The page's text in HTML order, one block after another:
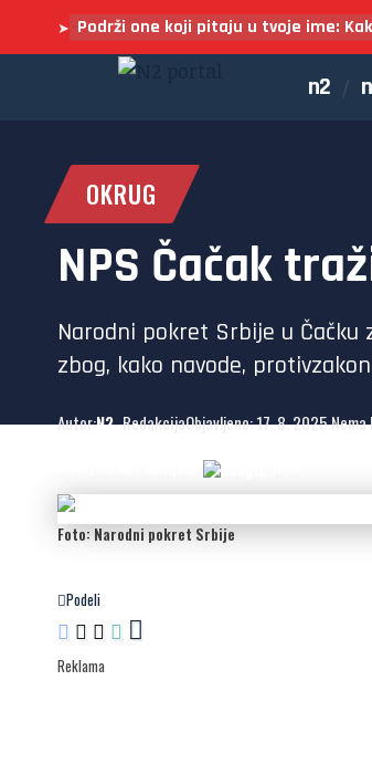
➤ Podrži one koji pitaju u tvoje ime:
n2
OKRUG
NPS Čačak
Narodni pokret Srbije u
zbog, kako navode,
Autor:N2- RedakcijaObjavljeno: 17. 8. 2025.
Foto: Narodni pokret Srbije
Podeli
Reklama